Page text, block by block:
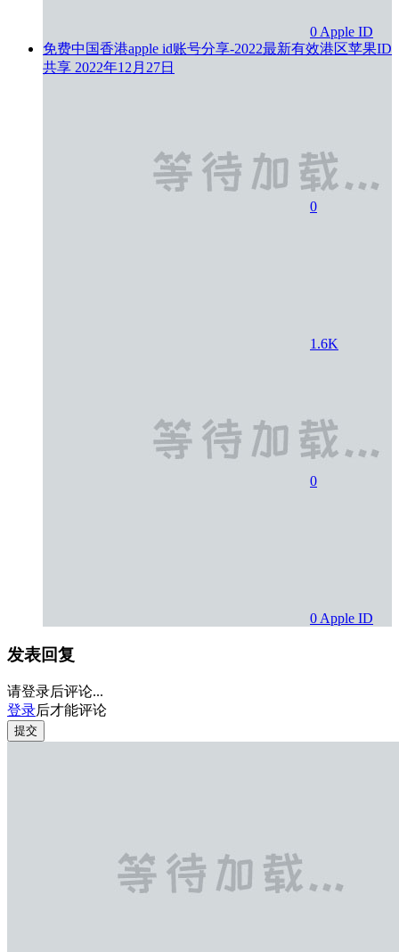
0 Apple ID
免费中国香港apple id账号分享-2022最新有效港区苹果ID
共享 2022年12月27日
0
1.6K
0
0 Apple ID
发表回复
请登录后评论...
登录后才能评论
提交